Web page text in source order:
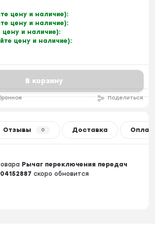
цену и наличие):
цену и наличие):
цену и наличие):
цену и наличие):
В корзину
Поделиться
Отзывы 0 Доставка
Рычаг переключения передач
скоро обновится